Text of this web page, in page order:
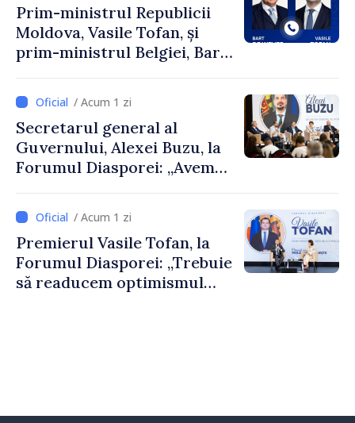
Prim-ministrul Republicii
Moldova, Vasile Tofan, și
prim-ministrul Belgiei, Bart
despre parcursul european
al Republicii Moldova.
/ Acum 1 zi
Secretarul general al
Guvernului, Alexei Buzu, la
Forumul Diasporei: „Avem
dumneavoastră pentru a
construi comunități mai
puternice”
/ Acum 1 zi
Premierul Vasile Tofan, la
Forumul Diasporei: „Trebuie
să readucem optimismul